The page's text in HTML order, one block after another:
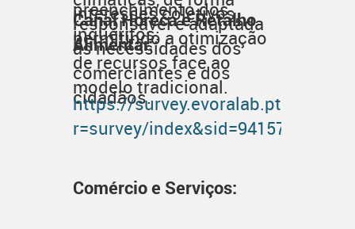
interesses coletivos,
permitindo a otimização
de recursos face ao
modelo tradicional.
responsável e adaptada
às necessidades dos
comerciantes e dos
cidadãos.
preenchimento dos
inquéritos:
Canal Horeca e Retalho
Alimentar:
https://survey.evoralab.pt/
r=survey/
Comércio e Serviços: